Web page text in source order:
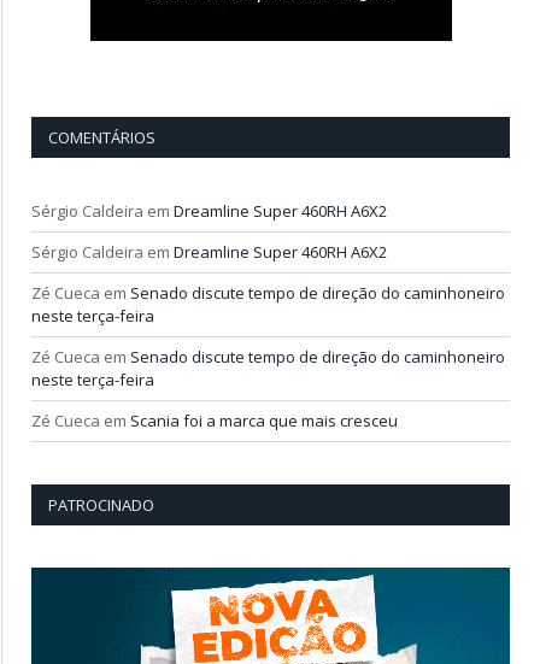
COMENTÁRIOS
Sérgio Caldeira em Dreamline Super 460RH A6X2
Sérgio Caldeira em Dreamline Super 460RH A6X2
Zé Cueca em Senado discute tempo de direção do caminhoneiro
neste terça-feira
Zé Cueca em Senado discute tempo de direção do caminhoneiro
neste terça-feira
Zé Cueca em Scania foi a marca que mais cresceu
PATROCINADO